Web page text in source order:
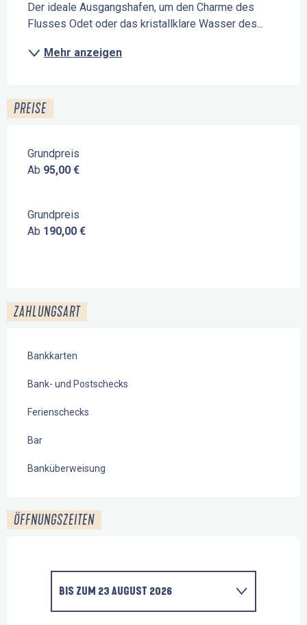
Der ideale Ausgangshafen, um den Charme des
Flusses Odet oder das kristallklare Wasser des...
Mehr anzeigen
PREISE
Grundpreis
Ab 95,00 €
Grundpreis
Ab 190,00 €
ZAHLUNGSART
Bankkarten
Bank- und Postschecks
Ferienschecks
Bar
Banküberweisung
ÖFFNUNGSZEITEN
BIS ZUM 23 AUGUST 2026